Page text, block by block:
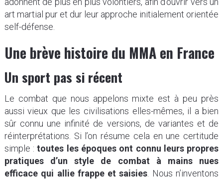
art martial pur et dur leur approche initialement orientée
self-défense.
Une brève histoire du MMA en France
Un sport pas si récent
Le combat que nous appelons mixte est à peu près
aussi vieux que les civilisations elles-mêmes, il a bien
sûr connu une infinité de versions, de variantes et de
réinterprétations. Si l’on résume cela en une certitude
simple :toutes les époques ont connu leurs propres
pratiques d’un style de combat à mains nues
efficace qui allie frappe et saisies . Nous n’inventons